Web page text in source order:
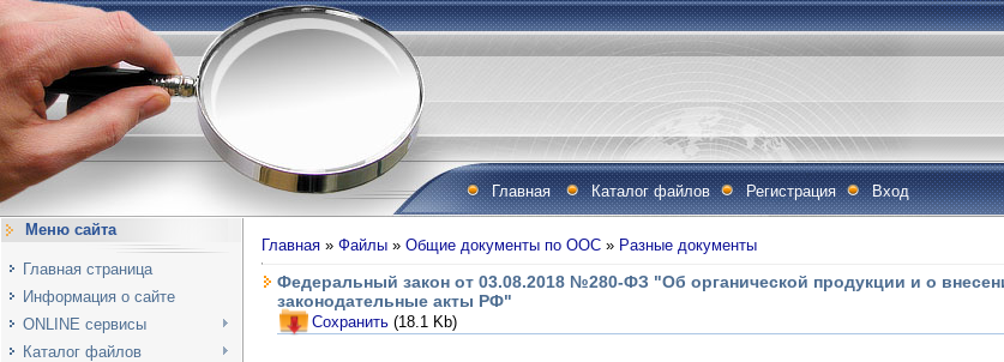
Главная Каталог файлов Регистрация Вход
Меню сайта
Главная страница
Информация о сайте
ONLINE сервисы
Каталог файлов
Главная » Файлы » Общие документы по ООС » Разные документы
Федеральный закон от 03.08.2018 №280-ФЗ "Об органической продукции и о
законодательные акты РФ"
Сохранить (18.1 Kb)